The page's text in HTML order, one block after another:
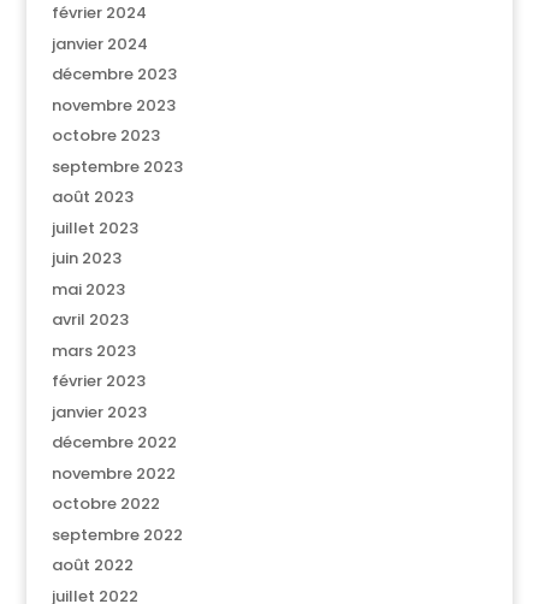
février 2024
janvier 2024
décembre 2023
novembre 2023
octobre 2023
septembre 2023
août 2023
juillet 2023
juin 2023
mai 2023
avril 2023
mars 2023
février 2023
janvier 2023
décembre 2022
novembre 2022
octobre 2022
septembre 2022
août 2022
juillet 2022